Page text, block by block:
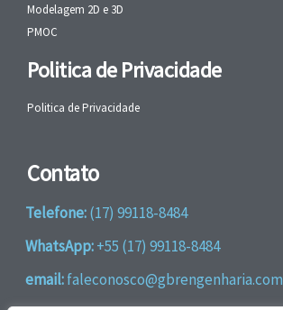
Modelagem 2D e 3D
PMOC
Politica de Privacidade
Politica de Privacidade
Contato
Telefone:(17) 99118-8484
WhatsApp:+55 (17) 99118-8484
email:faleconosco@gbrengenharia.com